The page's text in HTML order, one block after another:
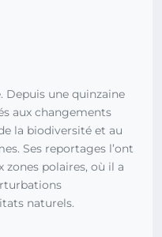
Depuis une quinzaine
aux changements
la biodiversité et au
Ses reportages l’ont
zones polaires, où il a
naturels.